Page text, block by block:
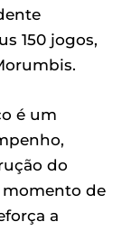
150 jogos,
é um
do
momento de
a